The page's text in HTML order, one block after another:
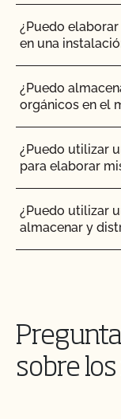
¿Pueden pastar
¿Se puede dar
¿Puedo
en una
¿Puedo
orgánicos en el
¿Puedo utilizar
para elaborar
¿Puedo utilizar
almacenar y
¿Cómo puedo
del USDA para
certificados?
sobre